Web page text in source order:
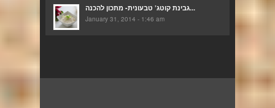
גבינת קוטג’ טבעונית- מתכון להכנה...
January 31, 2014 - 1:46 am